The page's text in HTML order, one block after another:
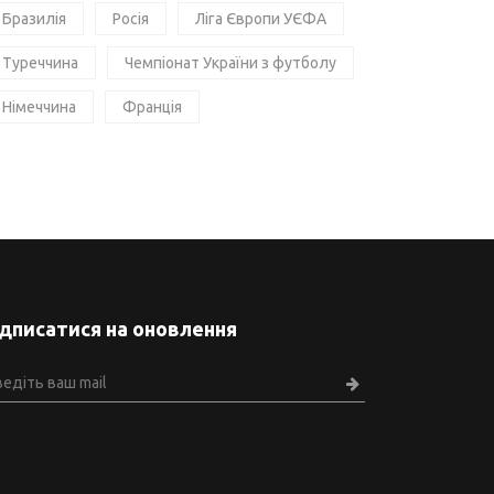
Бразилія Росія Ліга Європи УЄФА
Туреччина Чемпіонат України з футболу
Німеччина Франція
на оновлення